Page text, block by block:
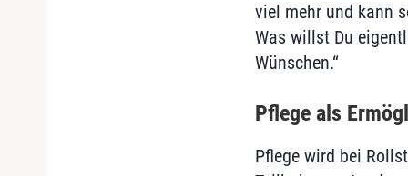
viel mehr und kann
Was willst Du
Wünschen.“
Pflege als
Pflege wird bei